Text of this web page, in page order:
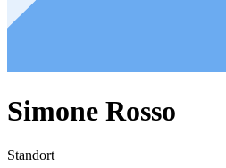
Simone Rosso
Standort